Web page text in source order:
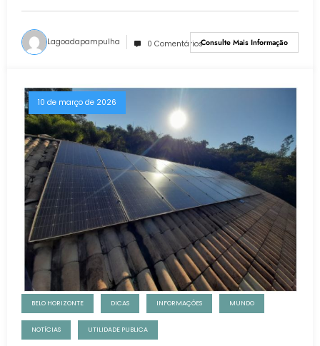
Lagoadapampulha 0 ComentáriosConsulte Mais Informação
10 de março de 2026
BELO HORIZONTE DICAS INFORMAÇÕES MUNDO
NOTÍCIAS UTILIDADE PUBLICA